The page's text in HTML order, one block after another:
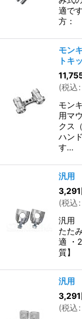
適で
方：
モン
トキ
(税込:
モン
用マ
クス
ハン
す…
汎用
3,291
(税込:
汎用
たた
適 ・
質】
汎用
3,291
(税込: